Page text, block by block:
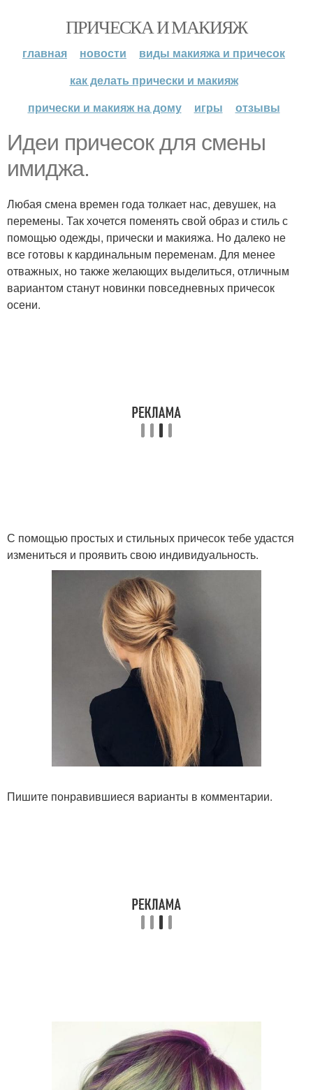
ПРИЧЕСКА И МАКИЯЖ
главная новости
виды макияжа и причесок
как делать прически и макияж
прически и макияж на дому
игры отзывы
Идеи причесок для смены
имиджа.
Любая смена времен года толкает нас, девушек, на
перемены. Так хочется поменять свой образ и стиль с
помощью одежды, прически и макияжа. Но далеко не
все готовы к кардинальным переменам. Для менее
отважных, но также желающих выделиться, отличным
вариантом станут новинки повседневных причесок
осени.
С помощью простых и стильных причесок тебе удастся
измениться и проявить свою индивидуальность.
Пишите понравившиеся варианты в комментарии.